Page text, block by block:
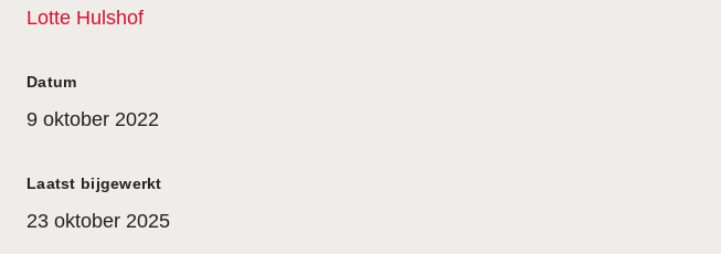
Lotte Hulshof
Datum
9 oktober 2022
Laatst bijgewerkt
23 oktober 2025